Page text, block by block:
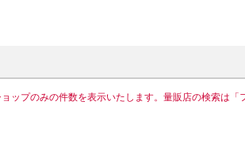
ップのみの件数を表示いたします。量販店の検索は「